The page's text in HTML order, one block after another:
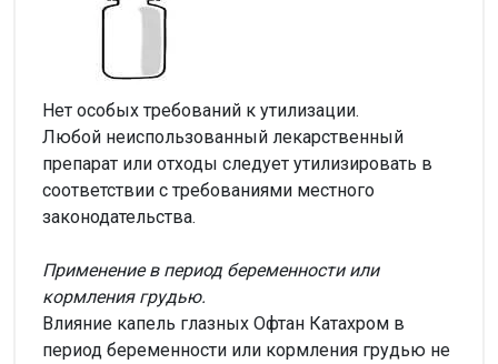
Нет особых требований к утилизации.
Любой неиспользованный лекарственный
препарат или отходы следует утилизировать в
соответствии с требованиями местного
законодательства.
Применение в период беременности или
кормления грудью.
Влияние капель глазных Офтан Катахром в
период беременности или кормления грудью не